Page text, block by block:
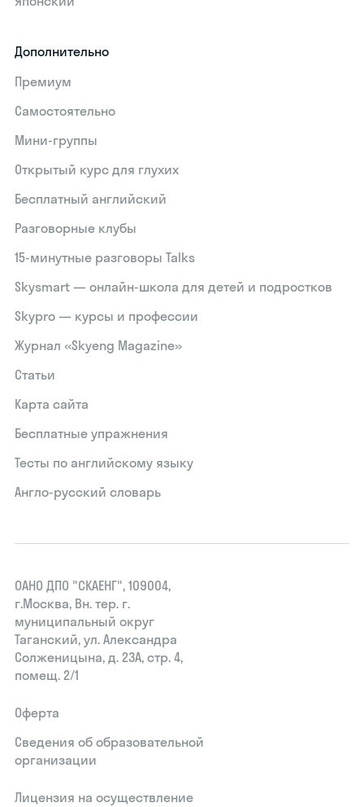
Дополнительно
Премиум
Самостоятельно
Мини-группы
Открытый курс для глухих
Бесплатный английский
Разговорные клубы
15‑минутные разговоры Talks
Skysmart — онлайн-школа для детей и подростков
Skypro — курсы и профессии
Журнал «Skyeng Magazine»
Статьи
Карта сайта
Бесплатные упражнения
Тесты по английскому языку
Англо-русский словарь
ОАНО ДПО "СКАЕНГ", 109004,
г.Москва, Вн. тер. г.
муниципальный округ
Таганский, ул. Александра
Солженицына, д. 23А, стр. 4,
помещ. 2/1
Оферта
Сведения об образовательной
организации
Лицензия на осуществление